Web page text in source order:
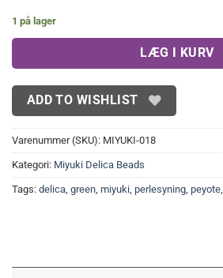
1 på lager
LÆG I KURV
ADD TO WISHLIST
Varenummer (SKU): MIYUKI-018
Kategori: Miyuki Delica Beads
Tags: delica, green, miyuki, perlesyning, peyote,